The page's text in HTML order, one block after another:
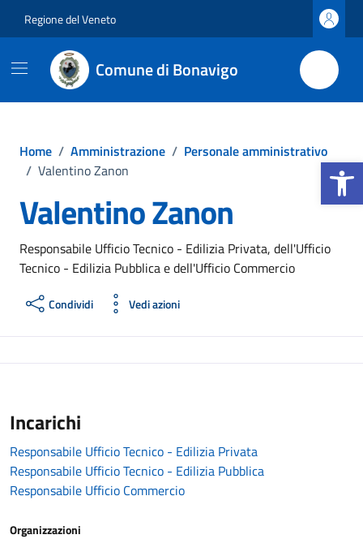
Apri la
Regione del Veneto
Comune di Bonavigo
Home / Amministrazione / Personale amministrativo
/ Valentino Zanon
Valentino Zanon
Responsabile Ufficio Tecnico - Edilizia Privata, dell'Ufficio
Tecnico - Edilizia Pubblica e dell'Ufficio Commercio
Condividi Vedi azioni
Incarichi
Responsabile Ufficio Tecnico - Edilizia Privata
Responsabile Ufficio Tecnico - Edilizia Pubblica
Responsabile Ufficio Commercio
Organizzazioni